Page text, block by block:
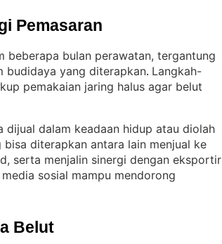
Pemasaran
beberapa bulan perawatan, tergantung
budidaya yang diterapkan. Langkah-
pemakaian jaring halus agar belut
dijual dalam keadaan hidup atau diolah
bisa diterapkan antara lain menjual ke
serta menjalin sinergi dengan eksportir
sosial mampu mendorong
Belut